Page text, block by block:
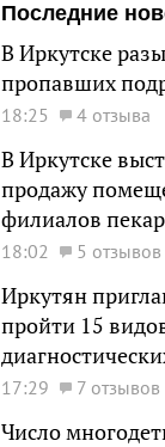
Последние
В Иркутске
пропавших
18:25 4 отзыва
В Иркутске
продажу
филиалов
18:02 5 отзывов
Иркутян
пройти 15
17:29 7 отзывов
Число